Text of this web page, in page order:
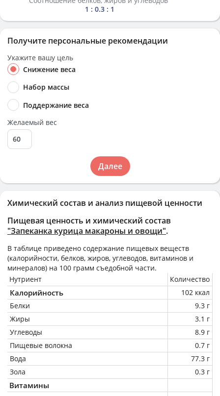
Химический состав и анализ пищевой ценности
Пищевая ценность и химический состав
"Запеканка курица макароны и овощи".
В таблице приведено содержание пищевых веществ
(калорийности, белков, жиров, углеводов, витаминов и
минералов) на 100 грамм съедобной части.
Нутриент
Количество
Калорийность
102 ккал
Белки
9.3 г
Жиры
3.1 г
Углеводы
8.9 г
Пищевые волокна
0.7 г
Вода
77.3 г
Зола
0.3 г
Витамины
1 : 0.3 : 1
Получите персональные рекомендации
Укажите вашу цель
Снижение веса
Набор массы
Поддержание веса
Желаемый вес
Далее